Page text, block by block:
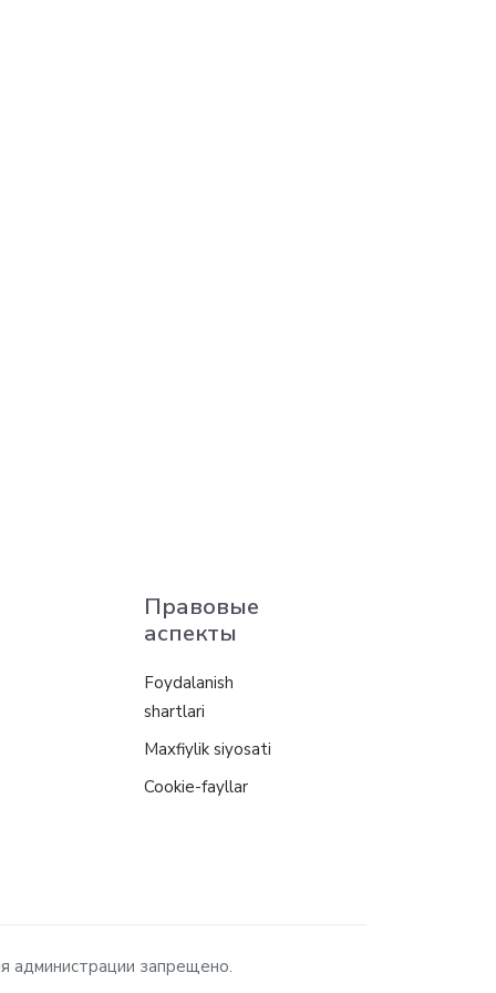
Правовые
аспекты
Foydalanish
shartlari
Maxfiylik siyosati
Cookie-fayllar
администрации запрещено.